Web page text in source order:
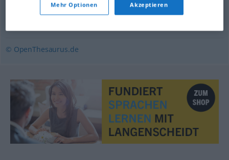
,befruchten, motivieren,anspornen
© OpenThesaurus.de
Mehr Optionen Akzeptieren